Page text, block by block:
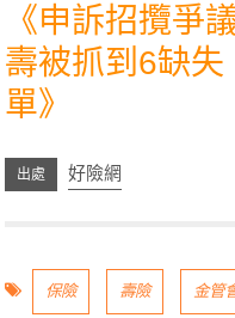
《申訴招攬爭
壽被抓到6缺
單》
好險網
保險 壽險 金管